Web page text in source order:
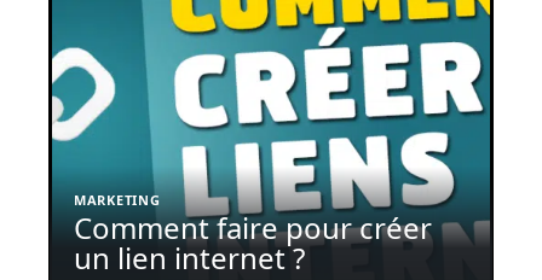
MARKETING
Comment faire pour créer
un lien internet ?